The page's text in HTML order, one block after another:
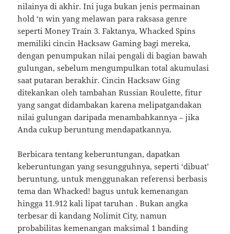
nilainya di akhir. Ini juga bukan jenis permainan
hold ‘n win yang melawan para raksasa genre
seperti Money Train 3. Faktanya, Whacked Spins
memiliki cincin Hacksaw Gaming bagi mereka,
dengan penumpukan nilai pengali di bagian bawah
gulungan, sebelum mengumpulkan total akumulasi
saat putaran berakhir. Cincin Hacksaw Ging
ditekankan oleh tambahan Russian Roulette, fitur
yang sangat didambakan karena melipatgandakan
nilai gulungan daripada menambahkannya – jika
Anda cukup beruntung mendapatkannya.
Berbicara tentang keberuntungan, dapatkan
keberuntungan yang sesungguhnya, seperti ‘dibuat’
beruntung, untuk menggunakan referensi berbasis
tema dan Whacked! bagus untuk kemenangan
hingga 11.912 kali lipat taruhan . Bukan angka
terbesar di kandang Nolimit City, namun
probabilitas kemenangan maksimal 1 banding